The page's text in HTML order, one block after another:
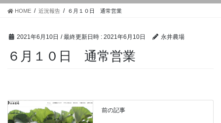
ス
ン
HOME 近況報告 ６月１０日 通常営業
2021年6月10日 / 最終更新日時 : 2021年6月10日 永井農場
６月１０日 通常営業
前の記事